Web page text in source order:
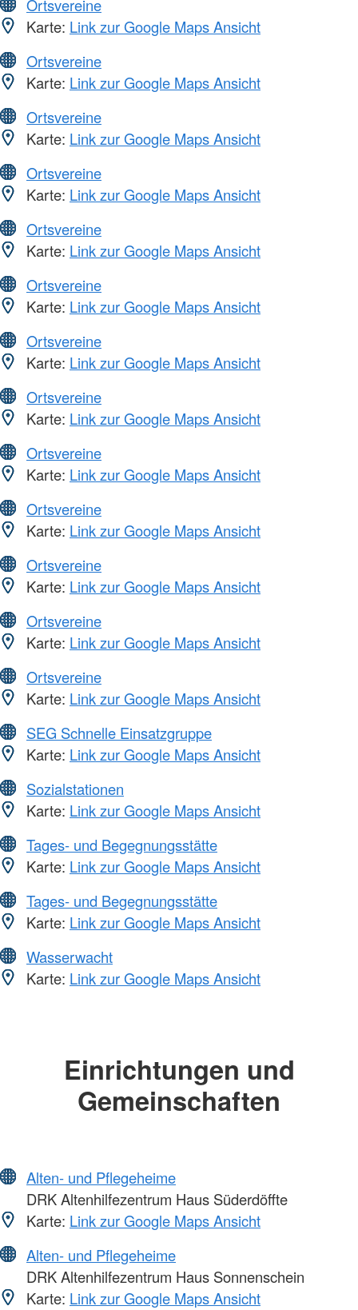
Ortsvereine
Karte: Link zur Google Maps Ansicht
Ortsvereine
Karte: Link zur Google Maps Ansicht
Ortsvereine
Karte: Link zur Google Maps Ansicht
Ortsvereine
Karte: Link zur Google Maps Ansicht
Ortsvereine
Karte: Link zur Google Maps Ansicht
Ortsvereine
Karte: Link zur Google Maps Ansicht
Ortsvereine
Karte: Link zur Google Maps Ansicht
Ortsvereine
Karte: Link zur Google Maps Ansicht
Ortsvereine
Karte: Link zur Google Maps Ansicht
Ortsvereine
Karte: Link zur Google Maps Ansicht
Ortsvereine
Karte: Link zur Google Maps Ansicht
Ortsvereine
Karte: Link zur Google Maps Ansicht
Ortsvereine
Karte: Link zur Google Maps Ansicht
SEG Schnelle Einsatzgruppe
Karte: Link zur Google Maps Ansicht
Sozialstationen
Karte: Link zur Google Maps Ansicht
Tages- und Begegnungsstätte
Karte: Link zur Google Maps Ansicht
Tages- und Begegnungsstätte
Karte: Link zur Google Maps Ansicht
Wasserwacht
Karte: Link zur Google Maps Ansicht
Einrichtungen und
Gemeinschaften
Alten- und Pflegeheime
DRK Altenhilfezentrum Haus Süderdöffte
Karte: Link zur Google Maps Ansicht
Alten- und Pflegeheime
DRK Altenhilfezentrum Haus Sonnenschein
Karte: Link zur Google Maps Ansicht